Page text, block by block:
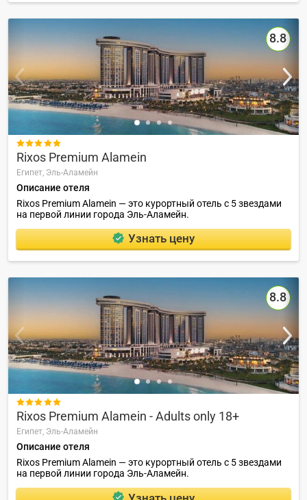
8.8

Rixos Premium Alamein
Египет, Эль-Аламейн
Описание отеля
Rixos Premium Alamein — это курортный отель с 5 звездами
на первой линии города Эль-Аламейн.
Узнать цену
8.8

Rixos Premium Alamein - Adults only 18+
Египет, Эль-Аламейн
Описание отеля
Rixos Premium Alamein — это курортный отель с 5 звездами
на первой линии города Эль-Аламейн.